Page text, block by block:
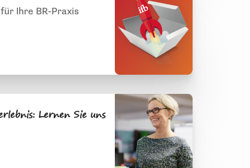
Ihre BR-Praxis
Lernen Sie uns